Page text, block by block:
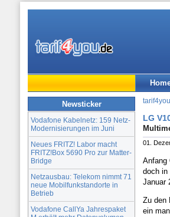
Newsticker
Vodafone Kabelnetz: 159 Netz-
Modernisierungen im Juni
Neues FRITZ! Labor macht
FRITZ!Box 5690 Pro zur Matter-
Bridge
Netzausbau: Telekom nimmt 71
neue Mobilfunkstandorte in
Betrieb
Vodafone CallYa Jahrespaket
LG
01.
Anfang
doch in
Januar
Zu den
ein